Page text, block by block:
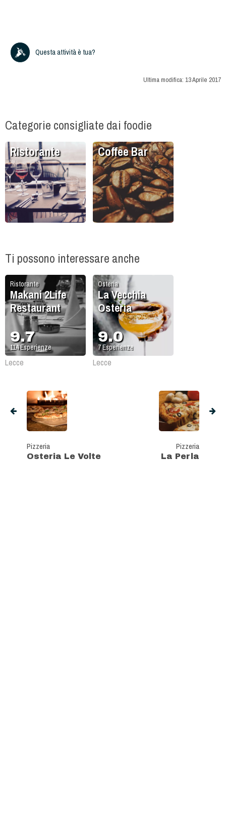
Questa attività è tua?
Ultima modifica: 13 Aprile 2017
Categorie consigliate dai foodie
Ristorante Coffee Bar
Ti possono interessare anche
Ristorante
Makani 2Life
Restaurant
9.7
114Esperienze
Lecce
Osteria
La Vecchia
Osteria
9.0
7Esperienze
Lecce
Pizzeria
Osteria Le Volte
Pizzeria
La Perla